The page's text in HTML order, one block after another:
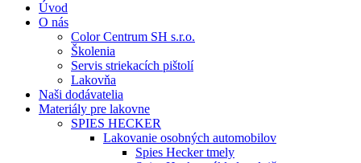
Úvod
O nás
Color Centrum SH s.r.o.
Školenia
Servis striekacích pištolí
Lakovňa
Naši dodávatelia
Materiály pre lakovne
SPIES HECKER
Lakovanie osobných automobilov
Spies Hecker tmely